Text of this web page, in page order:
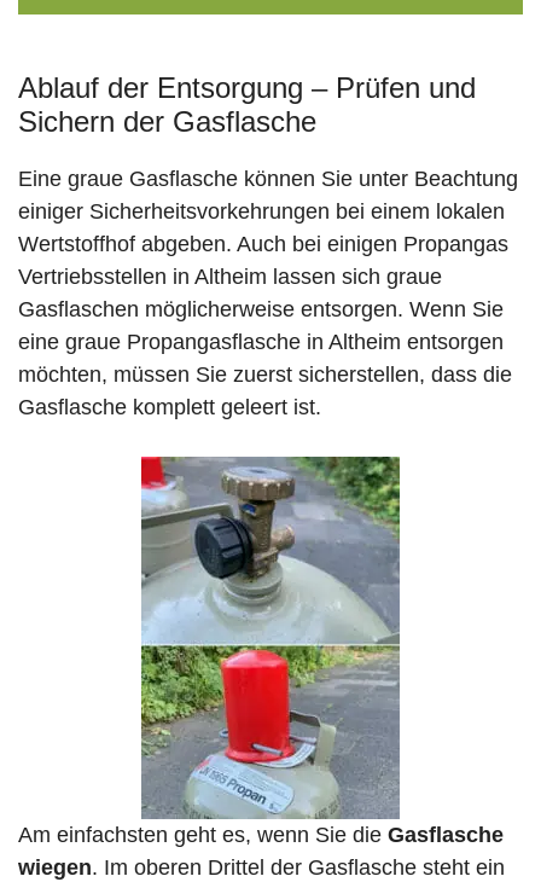
Ablauf der Entsorgung – Prüfen und
Sichern der Gasflasche
Eine graue Gasflasche können Sie unter Beachtung
einiger Sicherheitsvorkehrungen bei einem lokalen
Wertstoffhof abgeben. Auch bei einigen Propangas
Vertriebsstellen in Altheim lassen sich graue
Gasflaschen möglicherweise entsorgen. Wenn Sie
eine graue Propangasflasche in Altheim entsorgen
möchten, müssen Sie zuerst sicherstellen, dass die
Gasflasche komplett geleert ist.
Am einfachsten geht es, wenn Sie die Gasflasche
wiegen. Im oberen Drittel der Gasflasche steht ein